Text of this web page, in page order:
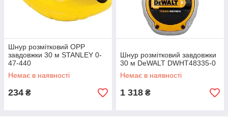
Шнур розмітковий OPP
завдовжки 30 м STANLEY 0-
47-440
Немає в наявності
234 ₴
Шнур розмітковий завдовжки
30 м DeWALT DWHT48335-0
Немає в наявності
1 318 ₴